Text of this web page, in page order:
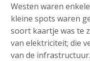
Westen waren
kleine spots waren
soort kaartje was te
van elektriciteit; die
van de